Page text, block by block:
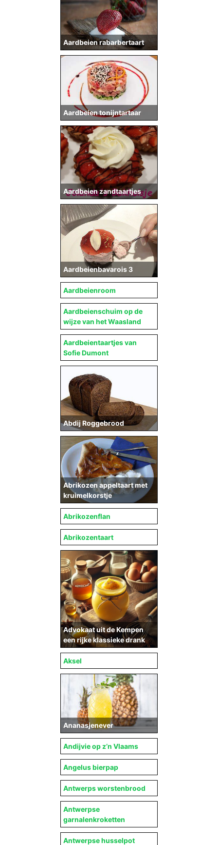
Aardbeien rabarbertaart
Aardbeien tonijntartaar
Aardbeien zandtaartjes
Aardbeienbavarois 3
Aardbeienroom
Aardbeienschuim op de
wijze van het Waasland
Aardbeientaartjes van
Sofie Dumont
Abdij Roggebrood
Abrikozen appeltaart met
kruimelkorstje
Abrikozenflan
Abrikozentaart
Advokaat uit de Kempen
een rijke klassieke drank
Aksel
Ananasjenever
Andijvie op z’n Vlaams
Angelus bierpap
Antwerps worstenbrood
Antwerpse
garnalenkroketten
Antwerpse husselpot